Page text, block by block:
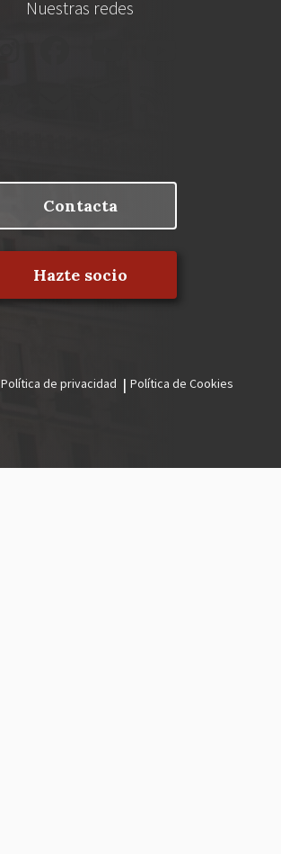
Nuestras redes
Contacta
Hazte socio
Política de privacidad Política de Cookies